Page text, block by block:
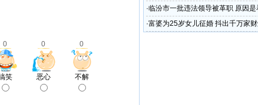
0 0 0
笑 恶心 不解
·临汾市一批违法领导被革职 原因是
贪污问题
·富婆为25岁女儿征婚 抖出千万家